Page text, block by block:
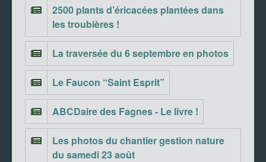
2500 plants d’éricacées plantées dans
les troubières !
La traversée du 6 septembre en photos
Le Faucon “Saint Esprit”
ABCDaire des Fagnes - Le livre !
Les photos du chantier gestion nature
du samedi 23 août